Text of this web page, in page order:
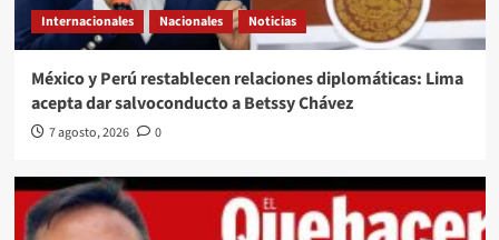
Internacionales Nacionales Noticias
México y Perú restablecen relaciones diplomáticas: Lima
acepta dar salvoconducto a Betssy Chávez
7 agosto, 2026 0